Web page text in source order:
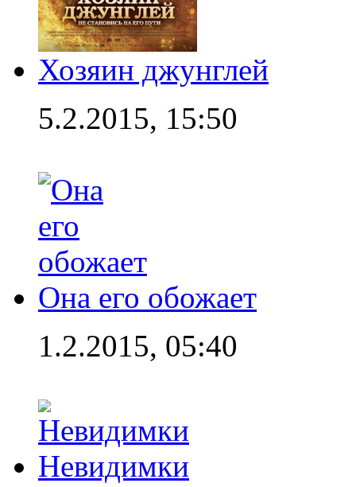
Хозяин джунглей
5.2.2015, 15:50
Она его обожает
1.2.2015, 05:40
Невидимки